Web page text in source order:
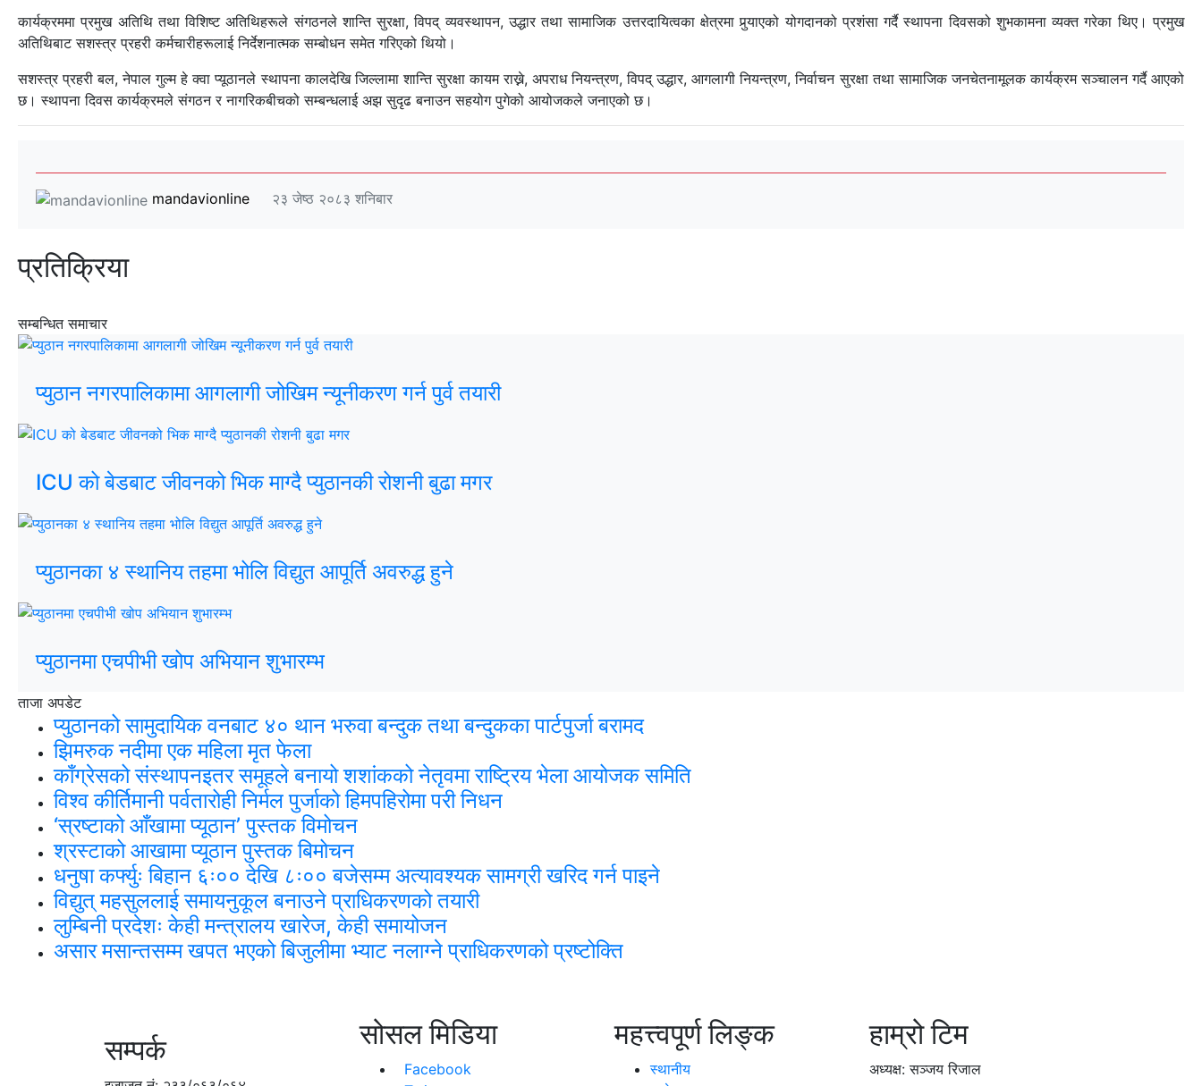
कार्यक्रममा प्रमुख अतिथि तथा विशिष्ट अतिथिहरूले संगठनले शान्ति सुरक्षा, विपद् व्यवस्थापन, उद्धार तथा सामाजिक उत्तरदायित्वका क्षेत्रमा पुर्‍याएको योगदानको प्रशंसा गर्दै स्थापना दिवसको शुभकामना व्यक्त गरेका थिए। प्रमुख
अतिथिबाट सशस्त्र प्रहरी कर्मचारीहरूलाई निर्देशनात्मक सम्बोधन समेत गरिएको थियो।
सशस्त्र प्रहरी बल, नेपाल गुल्म हे क्वा प्यूठानले स्थापना कालदेखि जिल्लामा शान्ति सुरक्षा कायम राख्ने, अपराध नियन्त्रण, विपद् उद्धार, आगलागी नियन्त्रण, निर्वाचन सुरक्षा तथा सामाजिक जनचेतनामूलक कार्यक्रम सञ्चालन गर्दै आएको
छ। स्थापना दिवस कार्यक्रमले संगठन र नागरिकबीचको सम्बन्धलाई अझ सुदृढ बनाउन सहयोग पुगेको आयोजकले जनाएको छ।
mandavionline २३ जेष्ठ २०८३ शनिबार
प्रतिक्रिया
सम्बन्धित समाचार
प्युठान नगरपालिकामा आगलागी जोखिम न्यूनीकरण गर्न पुर्व तयारी
ICU को बेडबाट जीवनको भिक माग्दै प्युठानकी रोशनी बुढा मगर
प्युठानका ४ स्थानिय तहमा भोलि विद्युत आपूर्ति अवरुद्ध हुने
प्युठानमा एचपीभी खोप अभियान शुभारम्भ
ताजा अपडेट
प्युठानको सामुदायिक वनबाट ४० थान भरुवा बन्दुक तथा बन्दुकका पार्टपुर्जा बरामद
झिमरुक नदीमा एक महिला मृत फेला
काँग्रेसको संस्थापनइतर समूहले बनायो शशांकको नेतृवमा राष्ट्रिय भेला आयोजक समिति
विश्व कीर्तिमानी पर्वतारोही निर्मल पुर्जाको हिमपहिरोमा परी निधन
‘स्रष्टाको आँखामा प्यूठान’ पुस्तक विमोचन
श्रस्टाको आखामा प्यूठान पुस्तक बिमोचन
धनुषा कर्फ्युः बिहान ६ः०० देखि ८ः०० बजेसम्म अत्यावश्यक सामग्री खरिद गर्न पाइने
विद्युत् महसुललाई समायनुकूल बनाउने प्राधिकरणको तयारी
लुम्बिनी प्रदेशः केही मन्त्रालय खारेज, केही समायोजन
असार मसान्तसम्म खपत भएको बिजुलीमा भ्याट नलाग्ने प्राधिकरणको प्रष्टोक्ति
सम्पर्क सोसल मिडिया
Facebook
महत्त्वपूर्ण लिङ्क
स्थानीय
हाम्रो टिम
अध्यक्ष: सञ्जय रिजाल